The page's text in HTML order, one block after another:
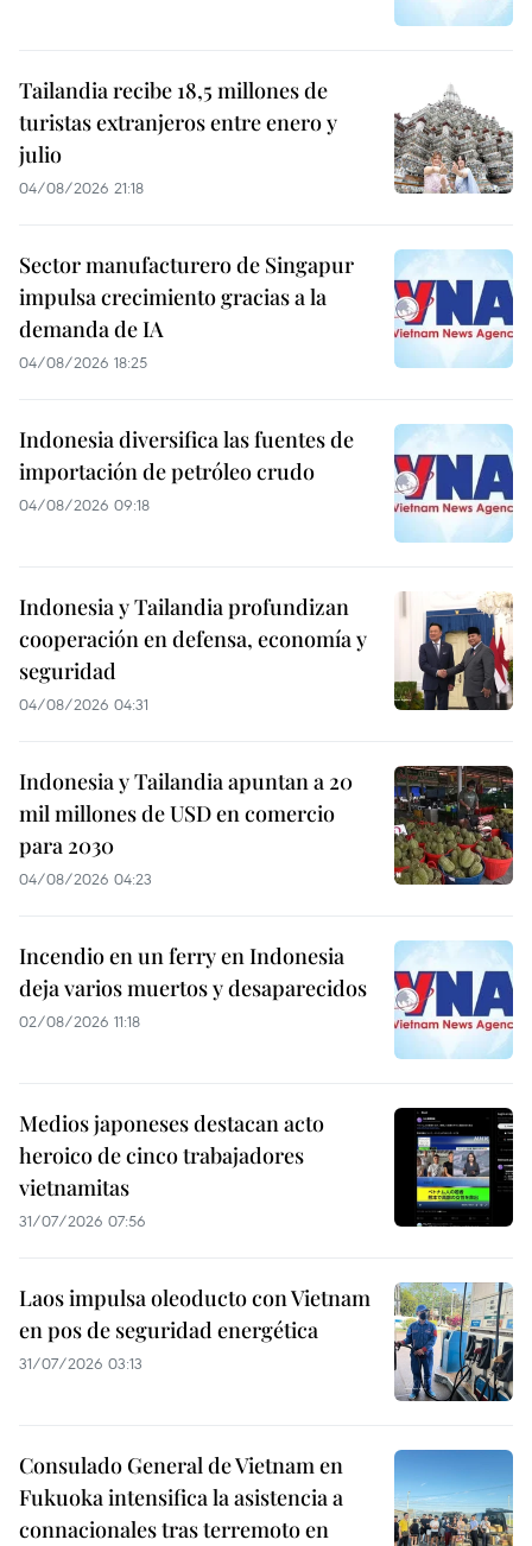
Tailandia recibe 18,5 millones de
turistas extranjeros entre enero y
julio
04/08/2026 21:18
Sector manufacturero de Singapur
impulsa crecimiento gracias a la
demanda de IA
04/08/2026 18:25
Indonesia diversifica las fuentes de
importación de petróleo crudo
04/08/2026 09:18
Indonesia y Tailandia profundizan
cooperación en defensa, economía y
seguridad
04/08/2026 04:31
Indonesia y Tailandia apuntan a 20
mil millones de USD en comercio
para 2030
04/08/2026 04:23
Incendio en un ferry en Indonesia
deja varios muertos y desaparecidos
02/08/2026 11:18
Medios japoneses destacan acto
heroico de cinco trabajadores
vietnamitas
31/07/2026 07:56
Laos impulsa oleoducto con Vietnam
en pos de seguridad energética
31/07/2026 03:13
Consulado General de Vietnam en
Fukuoka intensifica la asistencia a
connacionales tras terremoto en